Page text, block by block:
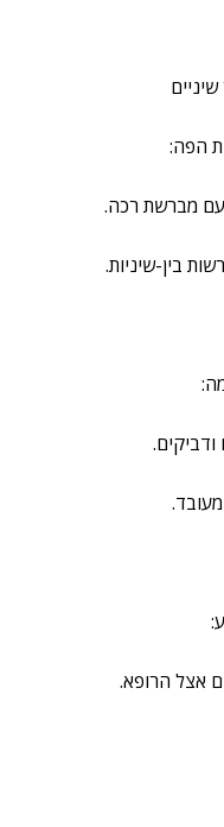
עם מברשת רכה.
בין-שיניות.
ודביקים.
מעובד.
אצל הרופא.